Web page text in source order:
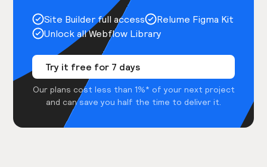
Site Builder full access
Relume Figma Kit
Unlock all Webflow Library
Try it free for 7 days
Our plans cost less than 1%* of your next project
and can save you half the time to deliver it.